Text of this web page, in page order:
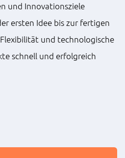
und Innovationsziele
ersten Idee bis zur fertigen
und technologische
schnell und erfolgreich